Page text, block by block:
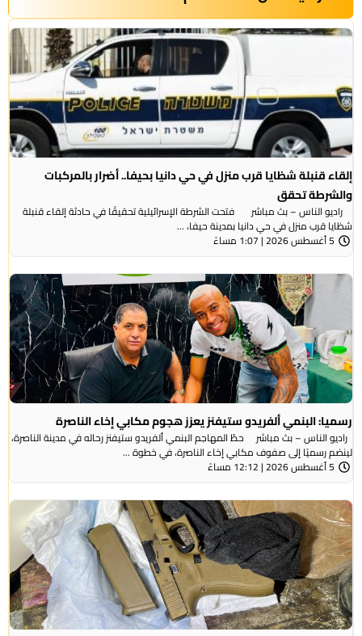
إلقاء قنبلة شظايا قرب منزل في حي دانيا بحيفا.. أضرار بالمركبات
والشرطة تحقق
راديو الناس – بث مباشر فتحت الشرطة الإسرائيلية تحقيقًا في حادثة إلقاء قنبلة
شظايا قرب منزل في حي دانيا بمدينة حيفا، ...
5 أغسطس 2026 | 1:07 مساءً
رسميا: البنمي ألفريدو ستيفنز يعزز هجوم مكابي إخاء الناصرة
راديو الناس – بث مباشر حطّ المهاجم البنمي ألفريدو ستيفنز رحاله في مدينة الناصرة،
لينضم رسميًا إلى صفوف مكابي إخاء الناصرة، في خطوة ...
5 أغسطس 2026 | 12:12 مساءً